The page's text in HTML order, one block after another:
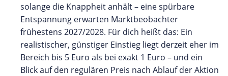
solange die Knappheit anhält – eine spürbare
Entspannung erwarten Marktbeobachter
frühestens 2027/2028. Für dich heißt das: Ein
realistischer, günstiger Einstieg liegt derzeit eher im
Bereich bis 5 Euro als bei exakt 1 Euro – und ein
Blick auf den regulären Preis nach Ablauf der Aktion